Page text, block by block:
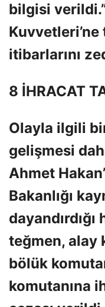
bilgisi
itibarlarını
8 İHRACAT
Olayla ilgili
gelişmesi
Ahmet
Bakanlığı
teğmen, alay
bölük
komutanına